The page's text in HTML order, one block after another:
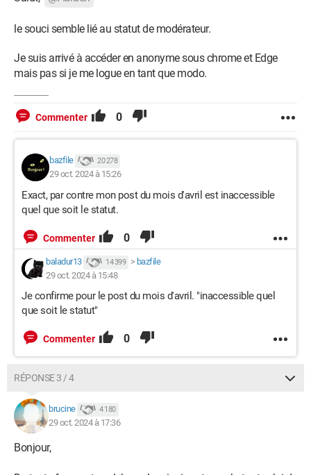
le souci semble lié au statut de modérateur.
Je suis arrivé à accéder en anonyme sous chrome et Edge
mais pas si je me logue en tant que modo.
Commenter 0
bazfile 20 278
29 oct. 2024 à 15:26
Exact, par contre mon post du mois d'avril est inaccessible
quel que soit le statut.
Commenter 0
baladur13 14 399 > bazfile
29 oct. 2024 à 15:48
Je confirme pour le post du mois d'avril. "inaccessible quel
que soit le statut"
Commenter 0
RÉPONSE 3 / 4
brucine 4 180
29 oct. 2024 à 17:36
Bonjour,